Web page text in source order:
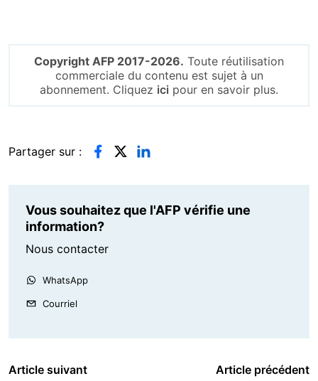
Copyright AFP 2017-2026. Toute réutilisation
commerciale du contenu est sujet à un
abonnement. Cliquez ici pour en savoir plus.
Partager sur :
Vous souhaitez que l'AFP vérifie une
information?
Nous contacter
WhatsApp
Courriel
Article suivant Article précédent